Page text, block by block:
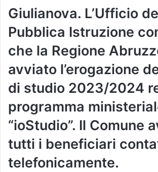
Giulianova. L’Ufficio
Pubblica Istruzione
che la Regione
avviato l’erogazione
di studio 2023/2024
programma
“ioStudio”. Il Comune
tutti i beneficiari
telefonicamente.